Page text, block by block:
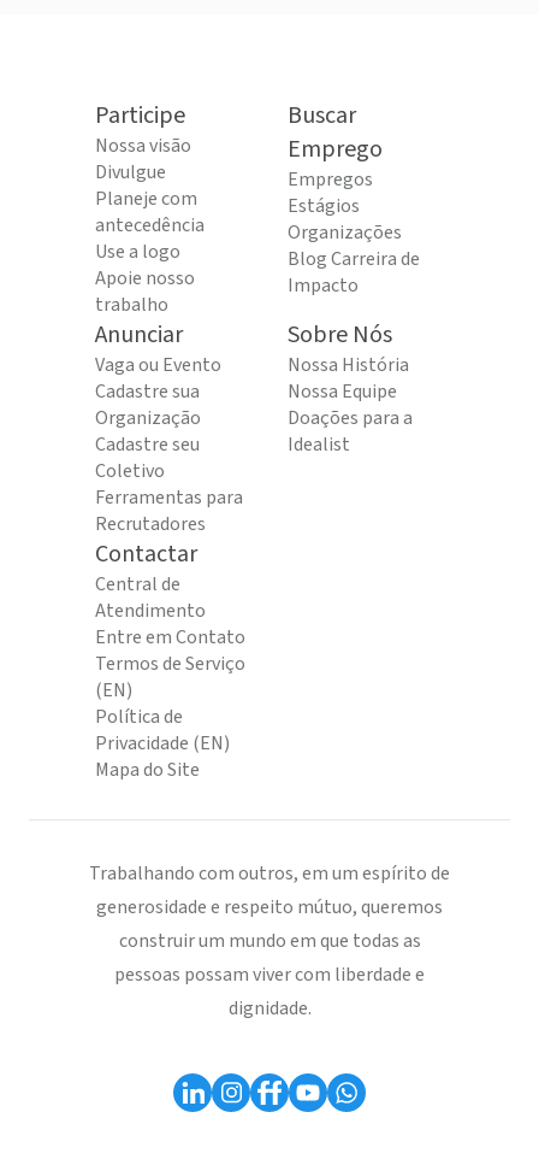
Participe
Nossa visão
Divulgue
Planeje com
antecedência
Use a logo
Apoie nosso
trabalho
Buscar
Emprego
Empregos
Estágios
Organizações
Blog Carreira de
Impacto
Anunciar
Vaga ou Evento
Cadastre sua
Organização
Cadastre seu
Coletivo
Ferramentas para
Recrutadores
Sobre Nós
Nossa História
Nossa Equipe
Doações para a
Idealist
Contactar
Central de
Atendimento
Entre em Contato
Termos de Serviço
(EN)
Política de
Privacidade (EN)
Mapa do Site
Trabalhando com outros, em um espírito de
generosidade e respeito mútuo, queremos
construir um mundo em que todas as
pessoas possam viver com liberdade e
dignidade.